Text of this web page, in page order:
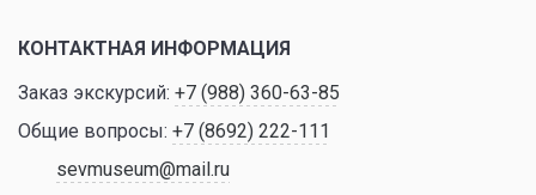
КОНТАКТНАЯ ИНФОРМАЦИЯ
Заказ экскурсий: +7 (988) 360-63-85
Общие вопросы: +7 (8692) 222-111
sevmuseum@mail.ru